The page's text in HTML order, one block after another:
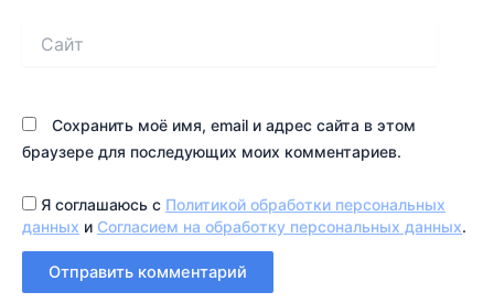
Сохранить моё имя, email и адрес сайта в этом
браузере для последующих моих комментариев.
Я соглашаюсь с Политикой обработки персональных
данных и Согласием на обработку персональных данных.